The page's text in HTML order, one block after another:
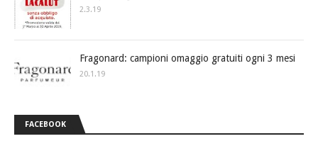
2.3.19
Fragonard: campioni omaggio gratuiti ogni 3 mesi
20.1.19
FACEBOOK